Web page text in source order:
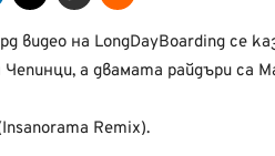
видео на LongDayBoarding се
а двамата райдъри са
Remix).